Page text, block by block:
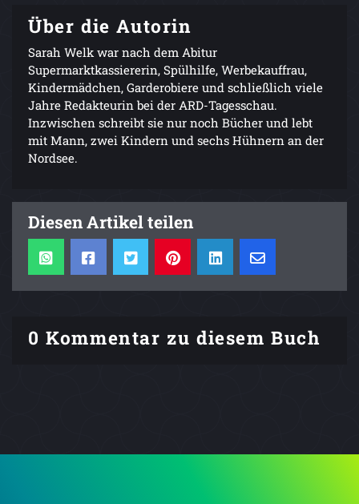
Über die Autorin
Sarah Welk war nach dem Abitur
Supermarktkassiererin, Spülhilfe, Werbekauffrau,
Kindermädchen, Garderobiere und schließlich viele
Jahre Redakteurin bei der ARD-Tagesschau.
Inzwischen schreibt sie nur noch Bücher und lebt
mit Mann, zwei Kindern und sechs Hühnern an der
Nordsee.
Diesen Artikel teilen
0 Kommentar zu diesem Buch